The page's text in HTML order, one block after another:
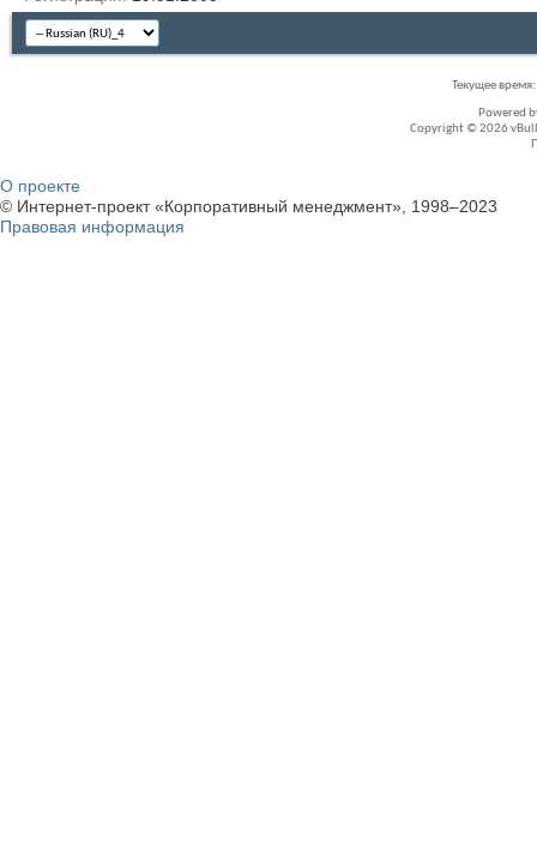
Текущее время:
Powered
Copyright © 2026
О проекте
© Интернет-проект «Корпоративный менеджмент», 1998–2023
Правовая информация